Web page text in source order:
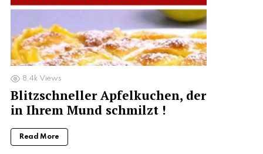
8.4k Views
Blitzschneller Apfelkuchen, der
in Ihrem Mund schmilzt !
Read More